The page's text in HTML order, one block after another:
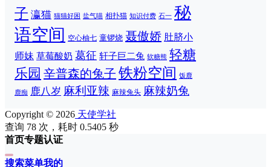
子 瀛猫 猫猫好困 盐气喵 相扑猫 知识付费 石一 秘
语空间
空心柚七 童锣烧 聂傲娇 肚脐小
师妹 草莓酸奶 葛征 轩子巨二兔 软糖熊 轻糖
乐园 辛普森的兔子 铁粉空间 饭鹿
鹿痴 鹿八岁 麻利亚辣 麻辣兔头 麻辣奶兔
Copyright © 2026 天使学社
查询 78 次，耗时 0.5405 秒
首页专题认证
搜索菜单我的